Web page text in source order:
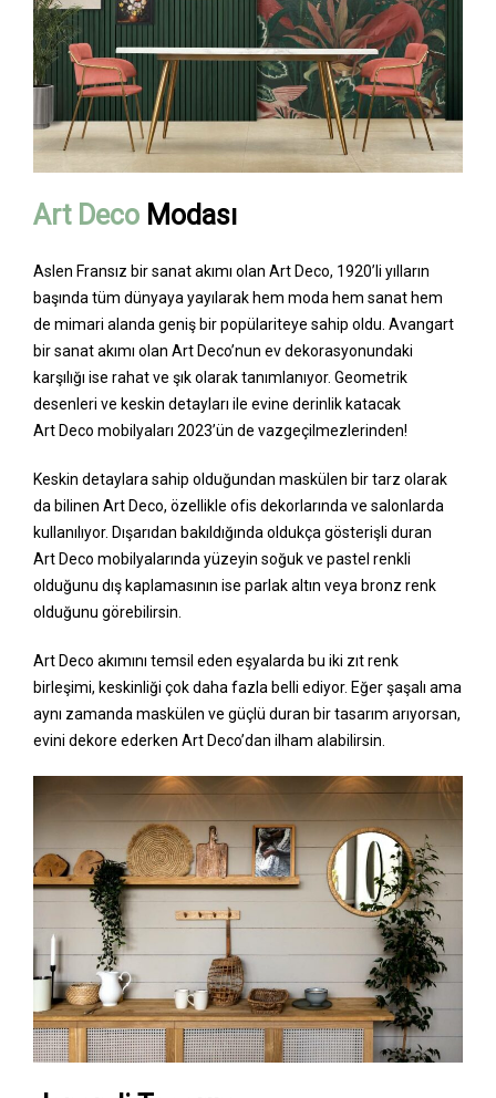
Art Deco Modası
Aslen Fransız bir sanat akımı olan Art Deco, 1920’li yılların
başında tüm dünyaya yayılarak hem moda hem sanat hem
de mimari alanda geniş bir popülariteye sahip oldu. Avangart
bir sanat akımı olan Art Deco’nun ev dekorasyonundaki
karşılığı ise rahat ve şık olarak tanımlanıyor. Geometrik
desenleri ve keskin detayları ile evine derinlik katacak
Art Deco mobilyaları 2023’ün de vazgeçilmezlerinden!
Keskin detaylara sahip olduğundan maskülen bir tarz olarak
da bilinen Art Deco, özellikle ofis dekorlarında ve salonlarda
kullanılıyor. Dışarıdan bakıldığında oldukça gösterişli duran
Art Deco mobilyalarında yüzeyin soğuk ve pastel renkli
olduğunu dış kaplamasının ise parlak altın veya bronz renk
olduğunu görebilirsin.
Art Deco akımını temsil eden eşyalarda bu iki zıt renk
birleşimi, keskinliği çok daha fazla belli ediyor. Eğer şaşalı ama
aynı zamanda maskülen ve güçlü duran bir tasarım arıyorsan,
evini dekore ederken Art Deco’dan ilham alabilirsin.